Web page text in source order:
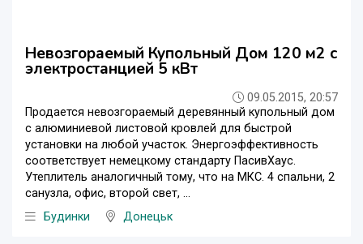
Невозгораемый Купольный Дом 120 м2 с
электростанцией 5 кВт
09.05.2015, 20:57
Продается невозгораемый деревянный купольный дом
с алюминиевой листовой кровлей для быстрой
установки на любой участок. Энергоэффективность
соответствует немецкому стандарту ПасивХаус.
Утеплитель аналогичный тому, что на МКС. 4 спальни, 2
санузла, офис, второй свет, ...
Будинки
Донецьк